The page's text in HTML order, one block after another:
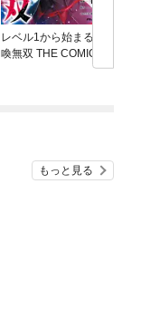
レベル1から始まる召
喚無双 THE COMIC
もっと見る